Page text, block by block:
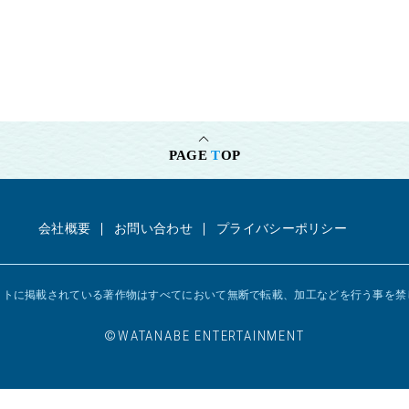
PAGETOP
会社概要 お問い合わせ プライバシーポリシー
に掲載されている著作物はすべてにおいて無断で転載、加工などを行う事を
©︎WATANABE ENTERTAINMENT